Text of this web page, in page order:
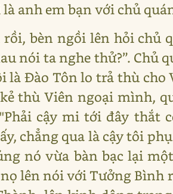
anh em bạn với chủ
bèn ngồi lên hỏi chủ
nói ta nghe thử?”. Chủ
là Đào Tôn lo trả thù
thù Viên ngoại mình,
cậy mi tới đây thắt
chẳng qua là cậy tôi
nó vừa bàn bạc lại
lên nói với Tưởng Bình